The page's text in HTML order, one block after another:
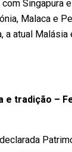
Singapura
Malaca e
a atual
e tradição –